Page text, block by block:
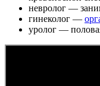
невролог —
гинеколог —
уролог —